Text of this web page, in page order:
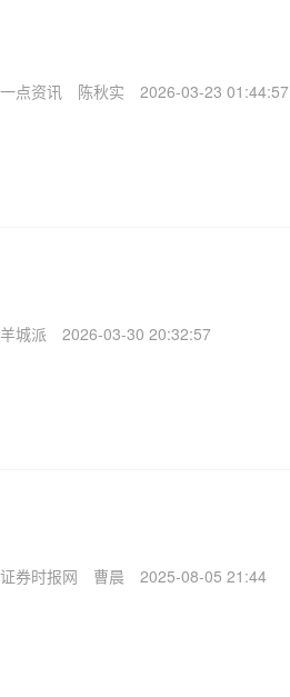
一点资讯 陈秋实 2026-03-23 01:44:57
羊城派 2026-03-30 20:32:57
证券时报网 曹晨 2025-08-05 21:44